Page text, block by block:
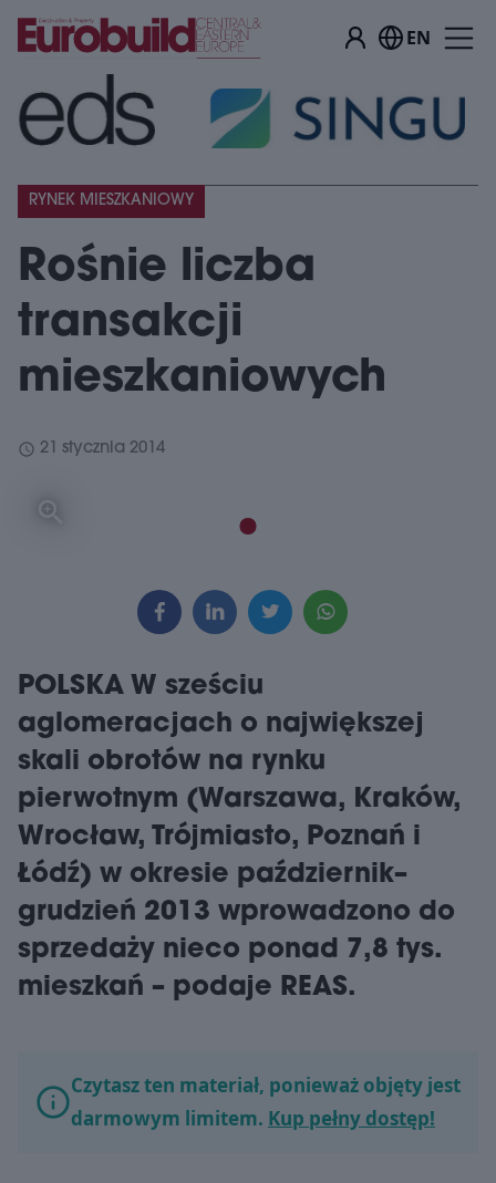
EN
Rośnie liczba
transakcji
mieszkaniowych
RYNEK MIESZKANIOWY
schedule 21 stycznia 2014
POLSKA W sześciu
aglomeracjach o największej
skali obrotów na rynku
pierwotnym (Warszawa, Kraków,
Wrocław, Trójmiasto, Poznań i
Łódź) w okresie październik–
grudzień 2013 wprowadzono do
sprzedaży nieco ponad 7,8 tys.
mieszkań – podaje REAS.
Czytasz ten materiał, ponieważ objęty jest
darmowym limitem. Kup pełny dostęp!